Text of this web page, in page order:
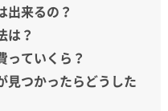
出来るの？
は？
っていくら？
見つかったらどうした